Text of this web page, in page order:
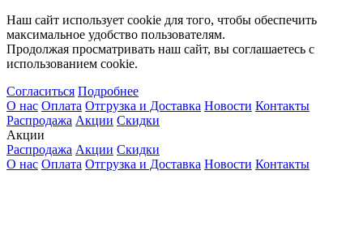
Наш сайт использует cookie для того, чтобы обеспечить
максимальное удобство пользователям.
Продолжая просматривать наш сайт, вы соглашаетесь с
использованием cookie.
Согласиться Подробнее
О нас Оплата Отгрузка и Доставка Новости Контакты
Распродажа Акции Скидки
Акции
Распродажа Акции Скидки
О нас Оплата Отгрузка и Доставка Новости Контакты